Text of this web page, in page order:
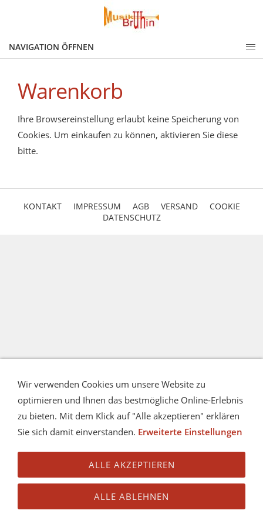
NAVIGATION ÖFFNEN
Warenkorb
Ihre Browsereinstellung erlaubt keine Speicherung von
Cookies. Um einkaufen zu können, aktivieren Sie diese
bitte.
KONTAKT IMPRESSUM AGB VERSAND
COOKIE
DATENSCHUTZ
Wir verwenden Cookies um unsere Website zu
optimieren und Ihnen das bestmögliche Online-Erlebnis
zu bieten. Mit dem Klick auf "Alle akzeptieren" erklären
Sie sich damit einverstanden. Erweiterte Einstellungen
ALLE AKZEPTIEREN
ALLE ABLEHNEN